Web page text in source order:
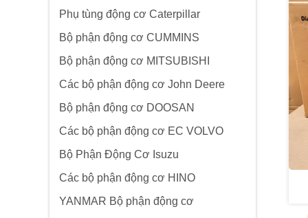
Phụ tùng động cơ Caterpillar
Bộ phận động cơ CUMMINS
Bộ phận động cơ MITSUBISHI
Các bộ phận động cơ John Deere
Bộ phận động cơ DOOSAN
Các bộ phận động cơ EC VOLVO
Bộ Phận Động Cơ Isuzu
Các bộ phận động cơ HINO
YANMAR Bộ phận động cơ